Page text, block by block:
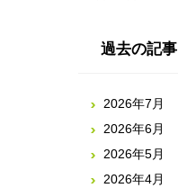
過去の記事
2026年7月
2026年6月
2026年5月
2026年4月